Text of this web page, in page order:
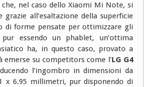
nel caso dello Xiaomi Mi Note, si
all’esaltazione della superficie
di forme pensate per ottimizzare gli
essendo un phablet, un’ottima
ha, in questo caso, provato a
emerse su competitors come l’LG G4
l’ingombro in dimensioni da
x 6.95 millimetri, pur disponendo di